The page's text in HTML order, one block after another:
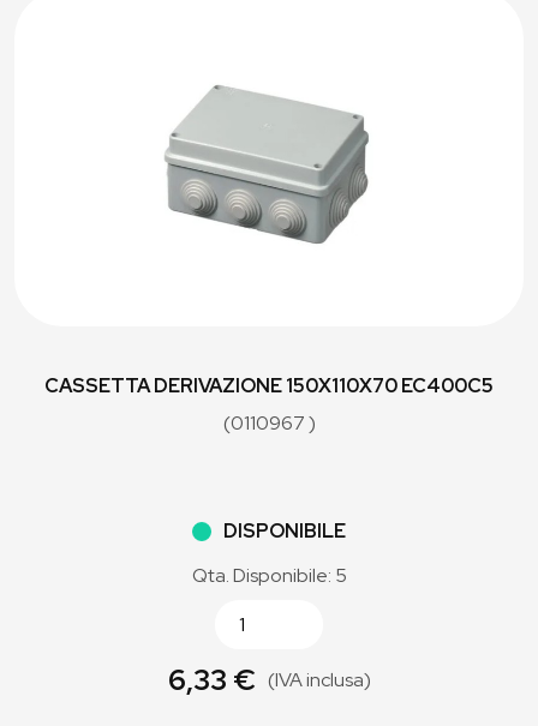
CASSETTA DERIVAZIONE 150X110X70 EC400C5
(0110967 )
DISPONIBILE
Qta. Disponibile: 5
6,33 € (IVA inclusa)